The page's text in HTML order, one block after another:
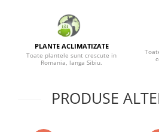
PLANTE ACLIMATIZATE
Toate plantele sunt crescute in
Romania, langa Sibiu.
PRODUSE